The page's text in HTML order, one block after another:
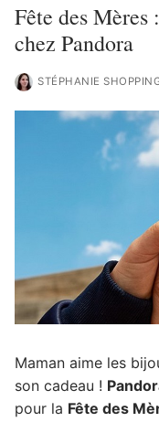
Fête des
chez Pandora
STÉPHANIE
Maman aime les
son cadeau !
pour la Fête des